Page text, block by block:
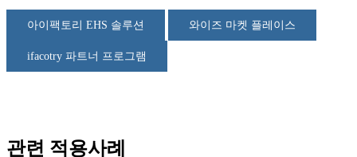
아이팩토리 EHS 솔루션 와이즈 마켓 플레이스
ifacotry 파트너 프로그램
관련 적용사례